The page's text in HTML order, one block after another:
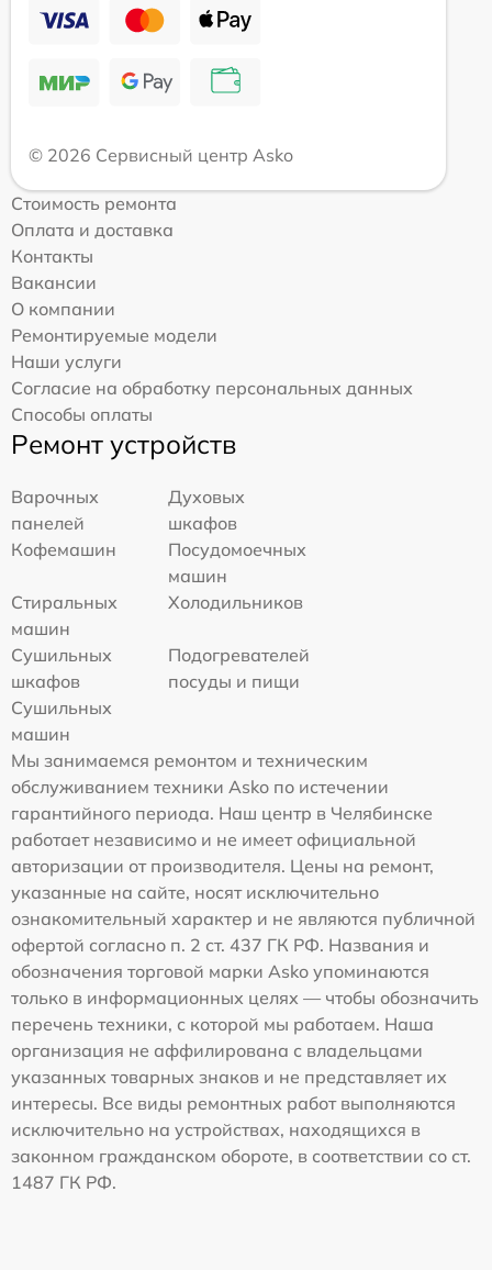
© 2026 Сервисный центр Asko
Стоимость ремонта
Оплата и доставка
Контакты
Вакансии
О компании
Ремонтируемые модели
Наши услуги
Согласие на обработку персональных данных
Способы оплаты
Ремонт устройств
Варочных
панелей
Духовых
шкафов
Кофемашин
Посудомоечных
машин
Стиральных
машин
Холодильников
Сушильных
шкафов
Подогревателей
посуды и пищи
Сушильных
машин
Мы занимаемся ремонтом и техническим
обслуживанием техники Asko по истечении
гарантийного периода. Наш центр в Челябинске
работает независимо и не имеет официальной
авторизации от производителя. Цены на ремонт,
указанные на сайте, носят исключительно
ознакомительный характер и не являются публичной
офертой согласно п. 2 ст. 437 ГК РФ. Названия и
обозначения торговой марки Asko упоминаются
только в информационных целях — чтобы обозначить
перечень техники, с которой мы работаем. Наша
организация не аффилирована с владельцами
указанных товарных знаков и не представляет их
интересы. Все виды ремонтных работ выполняются
исключительно на устройствах, находящихся в
законном гражданском обороте, в соответствии со ст.
1487 ГК РФ.